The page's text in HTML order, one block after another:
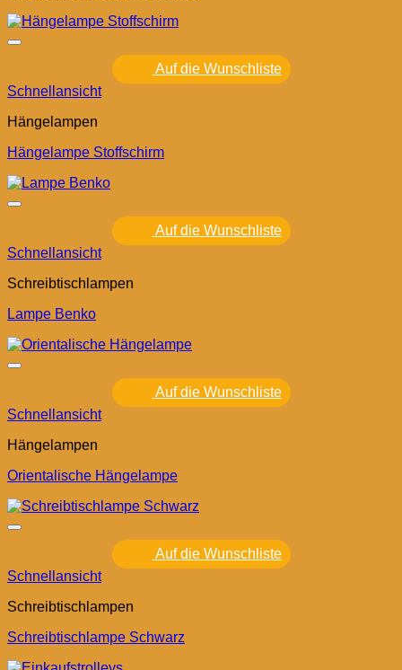
Auf die Wunschliste
Schnellansicht
Hängelampen
Hängelampe Stoffschirm
Auf die Wunschliste
Schnellansicht
Schreibtischlampen
Lampe Benko
Auf die Wunschliste
Schnellansicht
Hängelampen
Orientalische Hängelampe
Auf die Wunschliste
Schnellansicht
Schreibtischlampen
Schreibtischlampe Schwarz